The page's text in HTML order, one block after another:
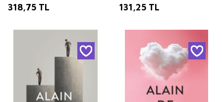
318,75 TL 131,25 TL